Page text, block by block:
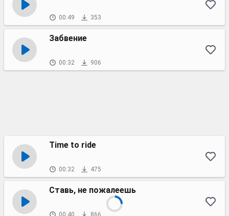
00:49 353
Забвение
00:32 906
Time to ride
00:32 475
Ставь, не пожалеешь
00:40 866